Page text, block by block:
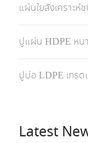
แผ่นใยสังเคราะ
ปูแผ่น HDPE หน
ปูบ่อ LDPE เกร
Latest